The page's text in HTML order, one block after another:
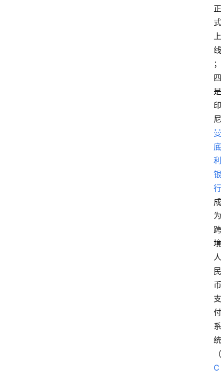
正
式
上
线
；
四
是
印
尼
曼
底
利
银
行
成
为
跨
境
人
民
币
支
付
系
统
（
C